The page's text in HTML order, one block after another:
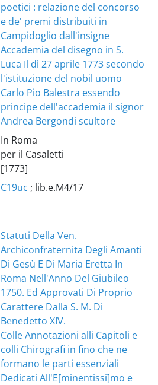
poetici : relazione del concorso
e de' premi distribuiti in
Campidoglio dall'insigne
Accademia del disegno in S.
Luca Il dì 27 aprile 1773 secondo
l'istituzione del nobil uomo
Carlo Pio Balestra essendo
principe dell'accademia il signor
Andrea Bergondi scultore
In Roma
per il Casaletti
[1773]
C19uc ; lib.e.M4/17
Statuti Della Ven.
Archiconfraternita Degli Amanti
Di Gesù E Di Maria Eretta In
Roma Nell'Anno Del Giubileo
1750. Ed Approvati Di Proprio
Carattere Dalla S. M. Di
Benedetto XIV.
Colle Annotazioni alli Capitoli e
colli Chirografi in fino che ne
formano le parti essenziali
Dedicati All'E[minentissi]mo e